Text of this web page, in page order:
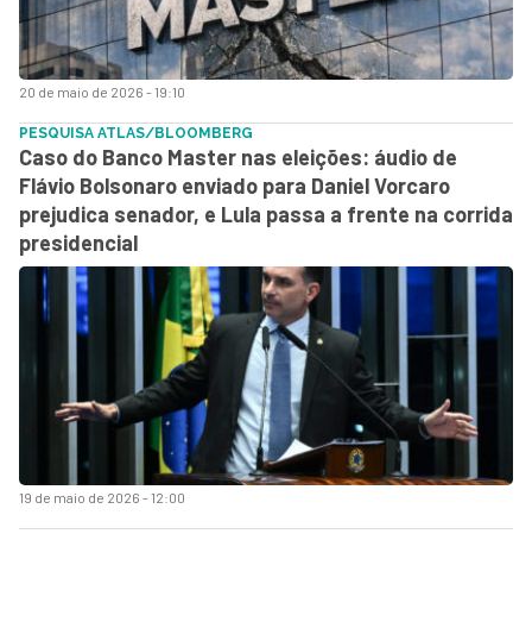
20 de maio de 2026 - 19:10
19 de maio de 2026 - 12:00
PESQUISA ATLAS/BLOOMBERG
Caso do Banco Master nas eleições: áudio de
Flávio Bolsonaro enviado para Daniel Vorcaro
prejudica senador, e Lula passa a frente na corrida
presidencial